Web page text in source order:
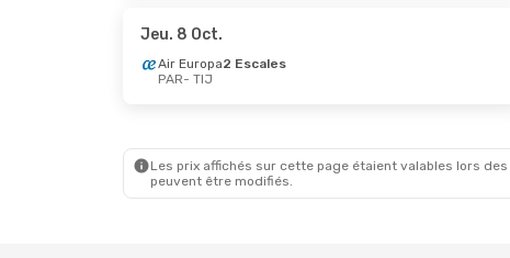
Jeu. 8 Oct.
Air Europa2 Escales
PAR- TIJ
Les prix affichés sur cette page étaient valables lors
peuvent être modifiés.